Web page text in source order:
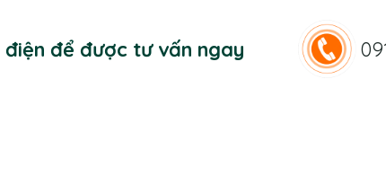
điện để được tư vấn ngay